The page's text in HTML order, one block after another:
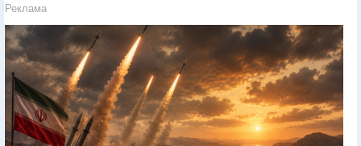
Реклама